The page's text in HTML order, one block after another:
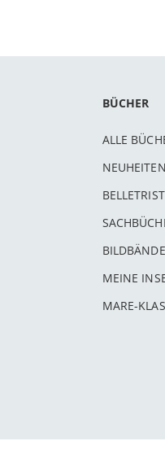
BÜCHER
ALLE
BILDBÄNDE
MEINE
MARE-